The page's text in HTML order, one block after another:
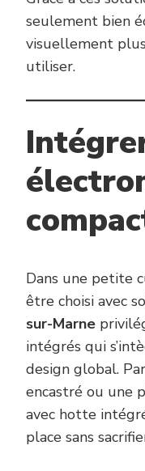
seulement bien
visuellement
utiliser.
Dans une petite
être choisi avec
sur-Marne
intégrés qui
design global.
encastré ou une
avec hotte
place sans